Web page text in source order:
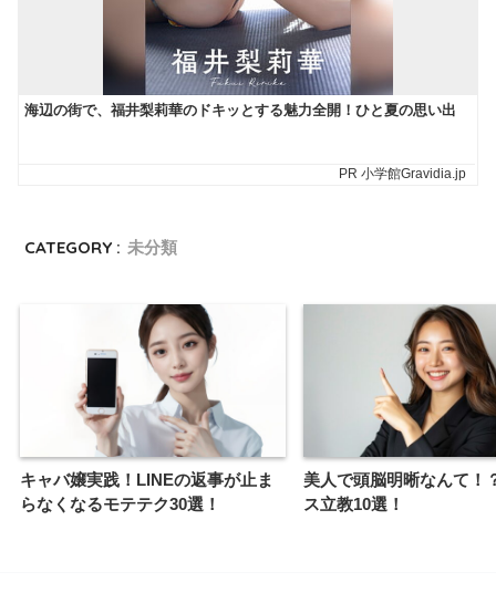
CATEGORY : 未分類
キャバ嬢実践！LINEの返事が止ま
らなくなるモテテク30選！
美人で頭脳明晰なんて！
ス立教10選！